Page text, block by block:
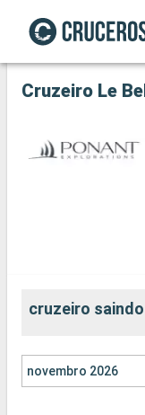
Ver a 78 fotos
Cruzeiro Le
cruzeiro
novembro 2026